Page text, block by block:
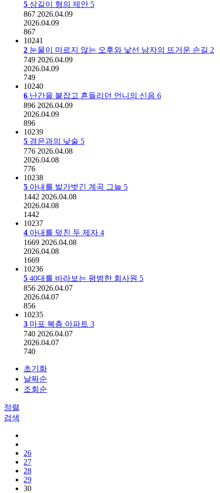
5 상길이 형의 제안 5
867 2026.04.09
2026.04.09
867
10241
2 눈물이 마르지 않는 오후와 낯선 남자의 뜨거운 손길 2
749 2026.04.09
2026.04.09
749
10240
6 난간을 붙잡고 흔들리던 언니의 신음 6
896 2026.04.09
2026.04.09
896
10239
5 경은과의 낮술 5
776 2026.04.08
2026.04.08
776
10238
5 아내를 발가벗긴 계곡 그늘 5
1442 2026.04.08
2026.04.08
1442
10237
4 아내를 덮친 두 제자 4
1669 2026.04.08
2026.04.08
1669
10236
5 40대를 바라보는 평범한 회사원 5
856 2026.04.07
2026.04.07
856
10235
3 마포 복층 아파트 3
740 2026.04.07
2026.04.07
740
초기화
날짜순
조회순
정렬
검색
26
27
28
29
30